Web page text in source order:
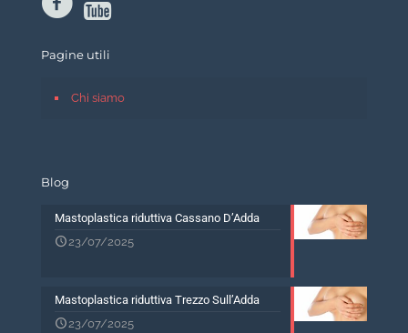
Pagine utili
Chi siamo
Blog
Mastoplastica riduttiva Cassano D’Adda
23/07/2025
Mastoplastica riduttiva Trezzo Sull’Adda
23/07/2025